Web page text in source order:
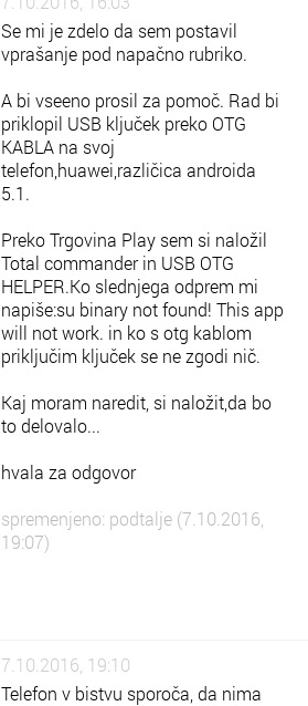
Se mi je zdelo da sem postavil
vprašanje pod napačno rubriko.
A bi vseeno prosil za pomoč. Rad bi
priklopil USB ključek preko OTG
KABLA na svoj
telefon,huawei,različica androida
5.1.
Preko Trgovina Play sem si naložil
Total commander in USB OTG
HELPER.Ko slednjega odprem mi
napiše:su binary not found! This app
will not work. in ko s otg kablom
priključim ključek se ne zgodi nič.
Kaj moram naredit, si naložit,da bo
to delovalo...
hvala za odgovor
spremenjeno: podtalje (7.10.2016,
19:07)
7.10.2016, 19:10
Telefon v bistvu sporoča, da nima